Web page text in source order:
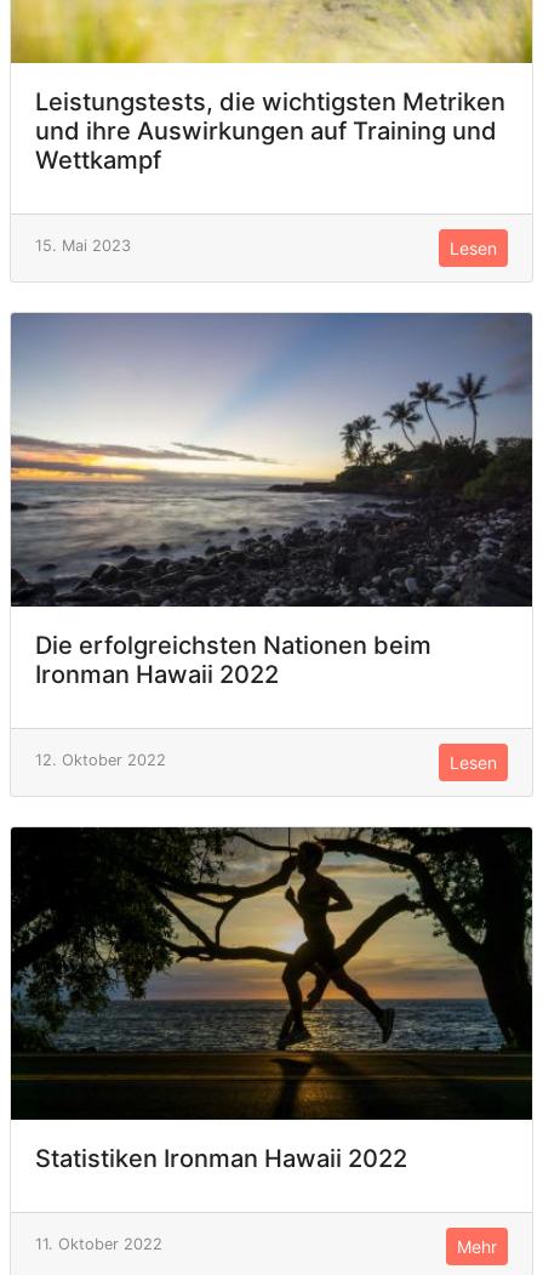
Leistungstests, die wichtigsten Metriken
und ihre Auswirkungen auf Training und
Wettkampf
15. Mai 2023 Lesen
Die erfolgreichsten Nationen beim
Ironman Hawaii 2022
12. Oktober 2022 Lesen
Statistiken Ironman Hawaii 2022
11. Oktober 2022 Mehr